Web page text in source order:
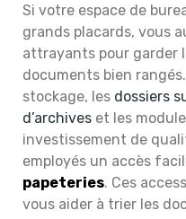
Si votre espace de
grands placards, vous
attrayants pour garder
documents bien
stockage, les dossiers
d’archives et les
investissement de
employés un accès
papeteries. Ces
vous aider à trier les